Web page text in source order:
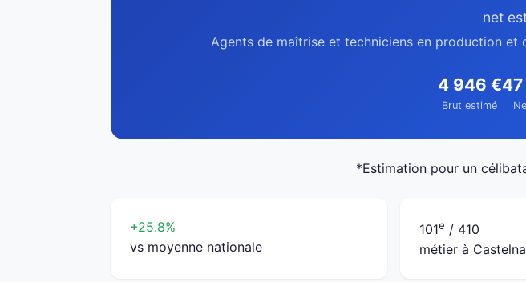
net
Agents de maîtrise et techniciens en production
4 946 €
Brut estimé
*Estimation pour un
+25.8%
vs moyenne nationale
101e / 410
métier à